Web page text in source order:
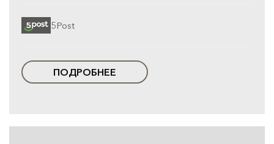
5Post
ПОДРОБНЕЕ